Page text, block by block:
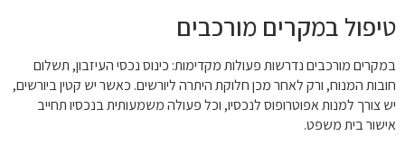
טיפול במקרים מורכבים
במקרים מורכבים נדרשות פעולות מקדימות: כינוס נכסי העיזבון, תשלום
חובות המנוח, ורק לאחר מכן חלוקת היתרה ליורשים. כאשר יש קטין ביורשים,
יש צורך למנות אפוטרופוס לנכסיו, וכל פעולה משמעותית בנכסיו תחייב
אישור בית משפט.